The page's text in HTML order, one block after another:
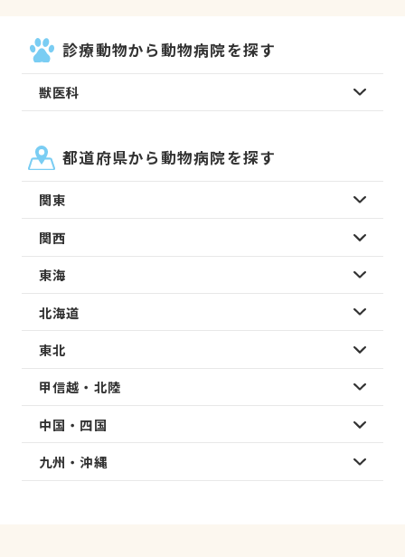
診療動物から動物病院を探す
獣医科
都道府県から動物病院を探す
関東
関西
東海
北海道
東北
甲信越・北陸
中国・四国
九州・沖縄